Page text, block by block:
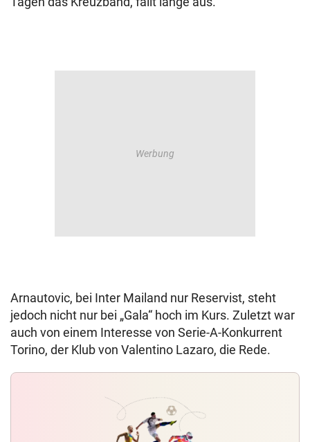
Arnautovic, bei Inter Mailand nur Reservist, steht
jedoch nicht nur bei „Gala“ hoch im Kurs. Zuletzt war
auch von einem Interesse von Serie-A-Konkurrent
Torino, der Klub von Valentino Lazaro, die Rede.